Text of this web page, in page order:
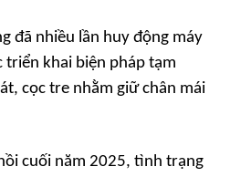
đã nhiều lần huy động máy
triển khai biện pháp tạm
cọc tre nhằm giữ chân mái
cuối năm 2025, tình trạng